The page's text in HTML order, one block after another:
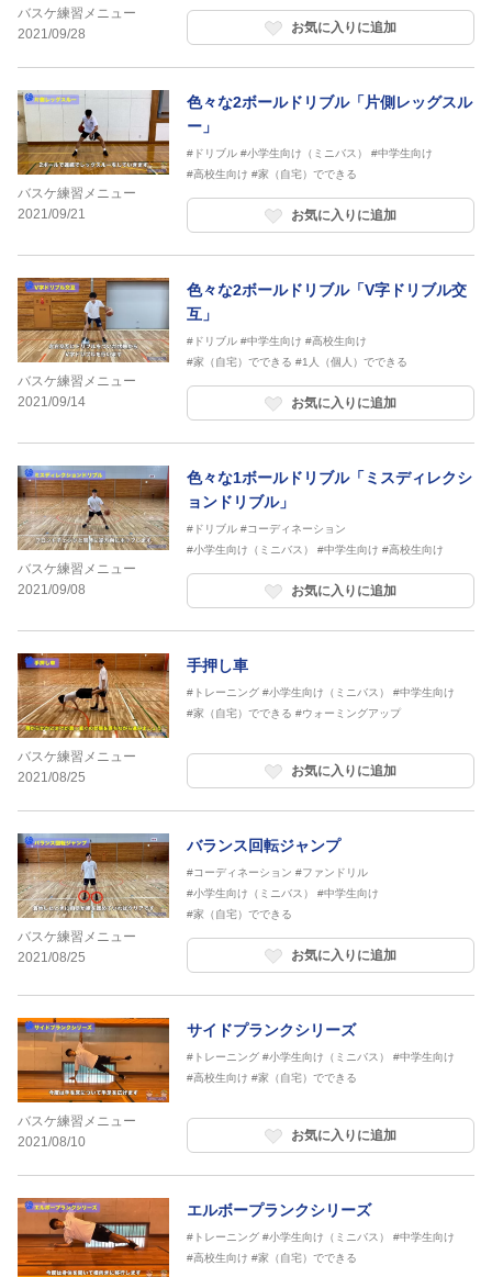
バスケ練習メニュー
2021/09/28
お気に入りに追加
バスケ練習メニュー
2021/09/21
色々な2ボールドリブル「片側レッグスル
ー」
#ドリブル #小学生向け（ミニバス）
#中学生向け
#高校生向け #家（自宅）でできる
お気に入りに追加
バスケ練習メニュー
2021/09/14
色々な2ボールドリブル「V字ドリブル交
互」
#ドリブル #中学生向け #高校生向け
#家（自宅）でできる #1人（個人）でできる
お気に入りに追加
バスケ練習メニュー
2021/09/08
色々な1ボールドリブル「ミスディレクシ
ョンドリブル」
#ドリブル #コーディネーション
#小学生向け（ミニバス）
#中学生向け #高校生向け
お気に入りに追加
バスケ練習メニュー
2021/08/25
手押し車
#トレーニング #小学生向け（ミニバス）
#中学生向け
#家（自宅）でできる #ウォーミングアップ
お気に入りに追加
バスケ練習メニュー
2021/08/25
バランス回転ジャンプ
#コーディネーション #ファンドリル
#小学生向け（ミニバス）
#中学生向け
#家（自宅）でできる
お気に入りに追加
バスケ練習メニュー
2021/08/10
サイドプランクシリーズ
#トレーニング #小学生向け（ミニバス）
#中学生向け
#高校生向け #家（自宅）でできる
お気に入りに追加
エルボープランクシリーズ
#トレーニング #小学生向け（ミニバス）
#中学生向け
#高校生向け #家（自宅）でできる